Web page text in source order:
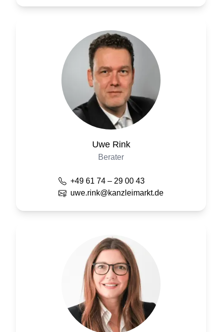
Uwe Rink
Berater
+49 61 74 – 29 00 43
uwe.rink@kanzleimarkt.de